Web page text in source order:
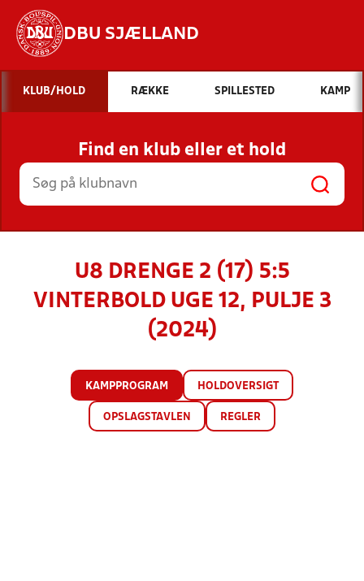
DBU SJÆLLAND
Hvad vil du søge efter?
INDHOLD OG NYHEDER
STILLINGER, RESULTATER, KLUBBER OG
HOLD
KLUB/HOLD RÆKKE SPILLESTED KAMP
Find en klub eller et hold
U8 DRENGE 2 (17) 5:5
VINTERBOLD UGE 12, PULJE 3
(2024)
KAMPPROGRAM HOLDOVERSIGT
OPSLAGSTAVLEN REGLER